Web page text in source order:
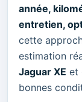
année,
entretien,
cette
estimation
Jaguar XE et
bonnes